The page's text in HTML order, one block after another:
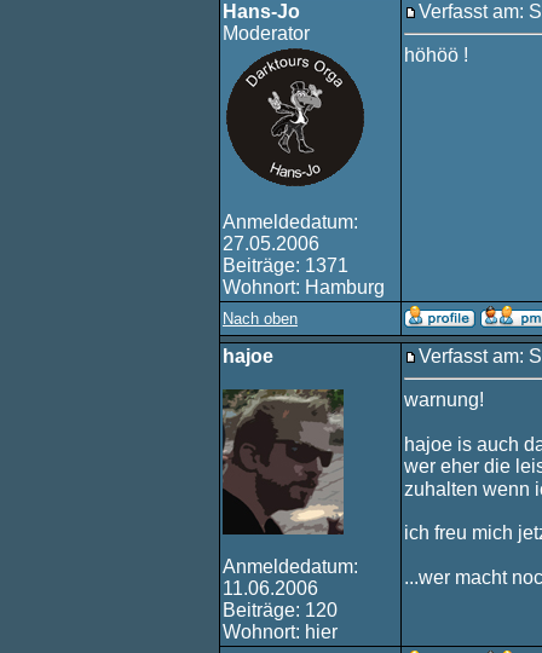
Hans-Jo
Moderator
Anmeldedatum:
27.05.2006
Beiträge: 1371
Wohnort: Hamburg
Verfasst am:
höhöö !
Nach oben
hajoe
Anmeldedatum:
11.06.2006
Beiträge: 120
Wohnort: hier
Verfasst am:
warnung!
hajoe is auch
wer eher die
zuhalten wenn
ich freu mich
...wer macht